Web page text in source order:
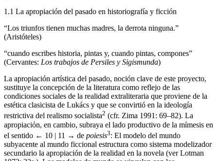
1.1 La apropiación del pasado en historiografía y ficción
“Los triunfos tienen muchas madres, la derrota ninguna.”
(Aristóteles)
“cuando escribes historia, pintas y, cuando pintas, compones”
(Cervantes: Los trabajos de Persiles y Sigismunda)
La apropiación artística del pasado, noción clave de este proyecto,
sustituye la concepción de la literatura como reflejo de las
condiciones sociales de la realidad extraliteraria que proviene de la
estética clasicista de Lukács y que se convirtió en la ideología
restrictiva del realismo socialista2 (cfr. Zima 1991: 69–82). La
apropiación, en cambio, subraya el lado productivo de la mímesis en
el sentido ← 10 | 11 → de poiesis3: El modelo del mundo
subyacente al mundo ficcional estructura como sistema modelizador
secundario la apropiación de la realidad en la novela (ver Lotman